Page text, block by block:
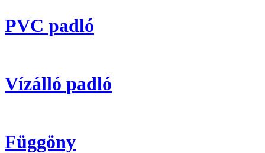
PVC padló
Vízálló padló
Függöny